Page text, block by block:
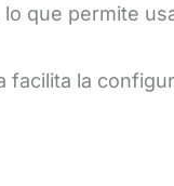
que permite
facilita la